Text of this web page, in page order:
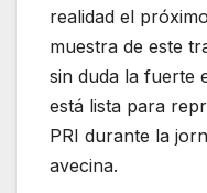
realidad el
muestra de este
sin duda la fuerte
está lista para
PRI durante la
avecina.